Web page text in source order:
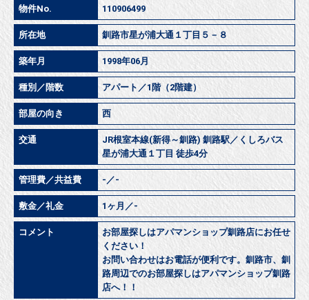
物件No. 110906499
所在地 釧路市星が浦大通１丁目５－８
築年月 1998年06月
種別／階数 アパート／1階（2階建）
部屋の向き 西
交通
JR根室本線(新得～釧路) 釧路駅／くしろバス
星が浦大通１丁目 徒歩4分
管理費／共益費 -／-
敷金／礼金 1ヶ月／-
コメント
お部屋探しはアパマンショップ釧路店にお任せ
ください！
お問い合わせはお電話が便利です。釧路市、釧
路周辺でのお部屋探しはアパマンショップ釧路
店へ！！